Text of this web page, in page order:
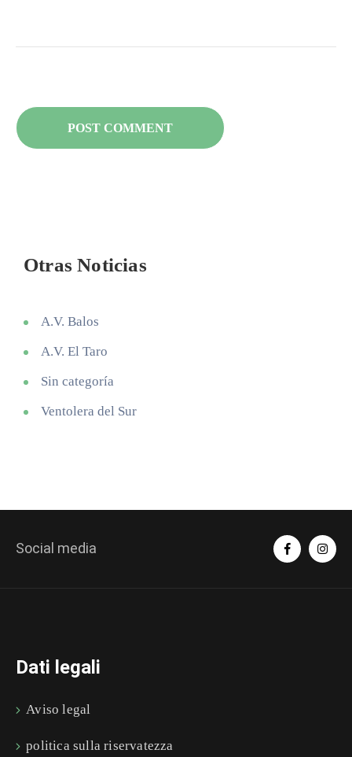
Otras Noticias
A.V. Balos
A.V. El Taro
Sin categoría
Ventolera del Sur
Social media
Dati legali
Aviso legal
politica sulla riservatezza